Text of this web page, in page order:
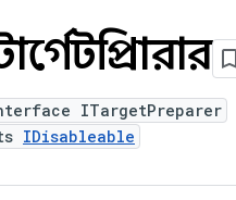
ITargetPreparer
IDisableable